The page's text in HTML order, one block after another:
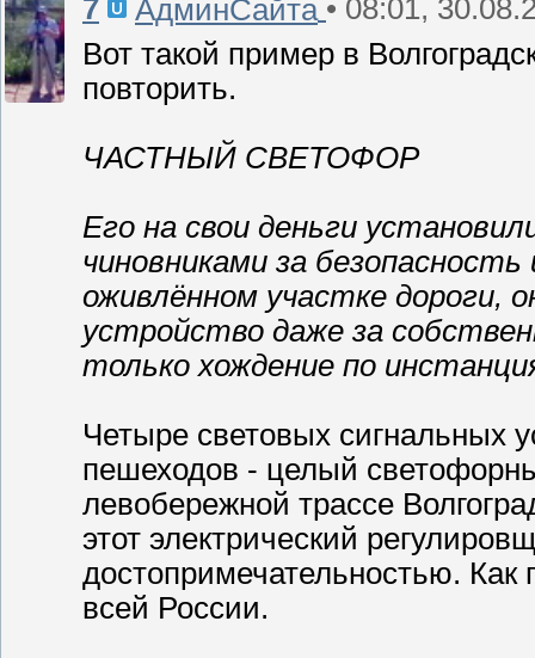
7 АдминСайта • 08:01,
Вот такой пример в
повторить.
ЧАСТНЫЙ СВЕТОФОР
Его на свои деньги
чиновниками за
оживлённом участке дороги,
устройство даже за
только хождение по
Четыре световых сигнальных
пешеходов - целый
левобережной трассе
этот электрический
достопримечательностью.
всей России.